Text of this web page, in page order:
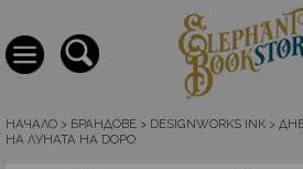
НАЧАЛО > БРАНДОВЕ > DESIGNWORKS INK >
НА ЛУНАТА НА DOPO